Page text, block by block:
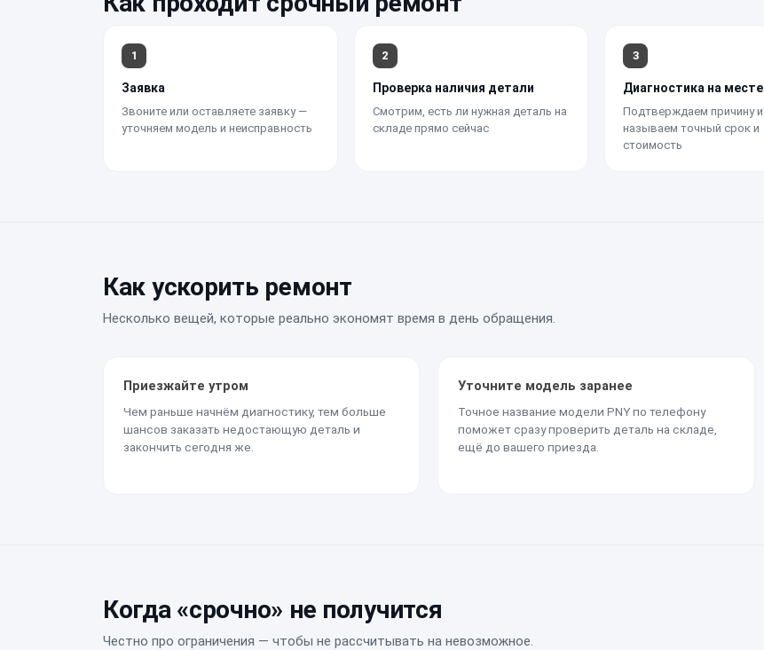
1
Заявка
Звоните или оставляете заявку —
уточняем модель и неисправность
2
Проверка наличия детали
Смотрим, есть ли нужная деталь на
складе прямо сейчас
3
Диагностика на месте
Подтверждаем причину и
называем точный срок и
стоимость
Как ускорить ремонт
Несколько вещей, которые реально экономят время в день обращения.
Приезжайте утром
Чем раньше начнём диагностику, тем больше
шансов заказать недостающую деталь и
закончить сегодня же.
Уточните модель заранее
Точное название модели PNY по телефону
поможет сразу проверить деталь на складе,
ещё до вашего приезда.
Когда «срочно» не получится
Честно про ограничения — чтобы не рассчитывать на невозможное.